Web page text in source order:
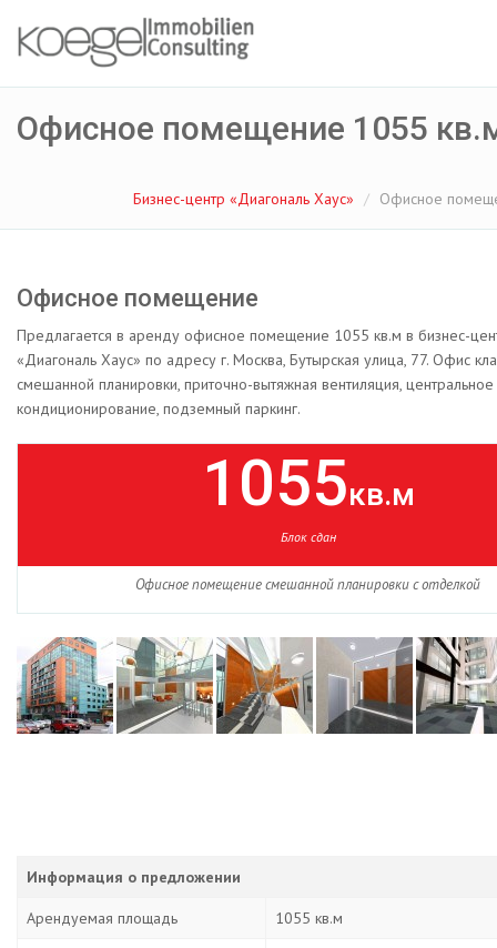
Офисное помещение 1055
Бизнес-центр «Диагональ Хаус» Офисное
Офисное помещение
Предлагается в аренду офисное помещение 1055 кв.м в бизнес-
«Диагональ Хаус» по адресу г. Москва, Бутырская улица, 77. Офис
смешанной планировки, приточно-вытяжная вентиляция, центральное
кондиционирование, подземный паркинг.
1055кв.м
Блок сдан
Офисное помещение смешанной планировки с отделкой
Информация о предложении
Арендуемая площадь 1055 кв.м